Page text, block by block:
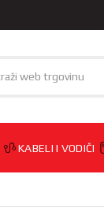
KABELI I VODIČI